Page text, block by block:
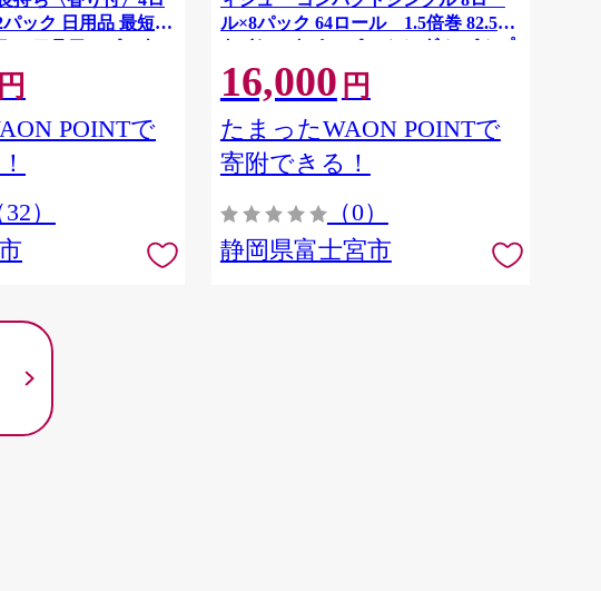
ック 日用品 最短翌
ィ フラワーパック
ー 日本製紙クレシ
円
POINTで
32）
ル×8パック 64ロール 1.5倍巻 82.5m
トイレットペーパー シングル パルプ
100％ 香りつき 日用品 消耗品 備蓄
16,000 円
たまったWAON POINTで
寄附できる！
（0）
静岡県富士宮市